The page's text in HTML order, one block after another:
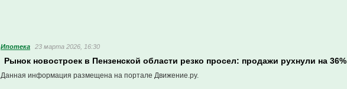
Ипотека 23 марта 2026, 16:30
Рынок новостроек в Пензенской области резко просел: продажи рухнули на 36%
Данная информация размещена на портале Движение.ру.